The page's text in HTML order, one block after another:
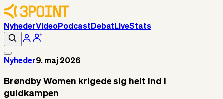
NyhederVideoPodcast Debat LiveStats
Nyheder9. maj 2026
Brøndby Women krigede sig helt ind i
guldkampen